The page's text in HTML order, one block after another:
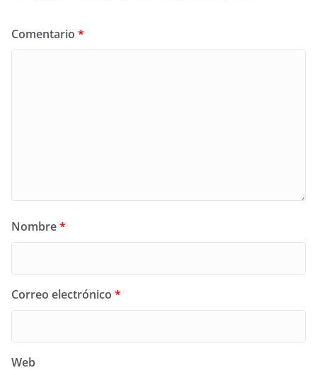
Comentario *
Nombre*
Correo electrónico *
Web